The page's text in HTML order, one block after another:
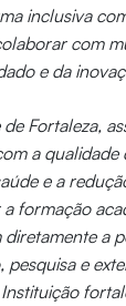
inclusiva
com
e da
Fortaleza,
a qualidade
e a
formação
diretamente a
e